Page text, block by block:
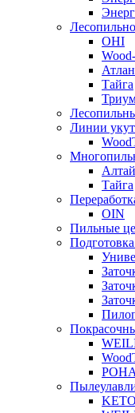
OHI
Тайга
Линии
Алтай
Тайга
OIN
Пильные
РОНА
KETO